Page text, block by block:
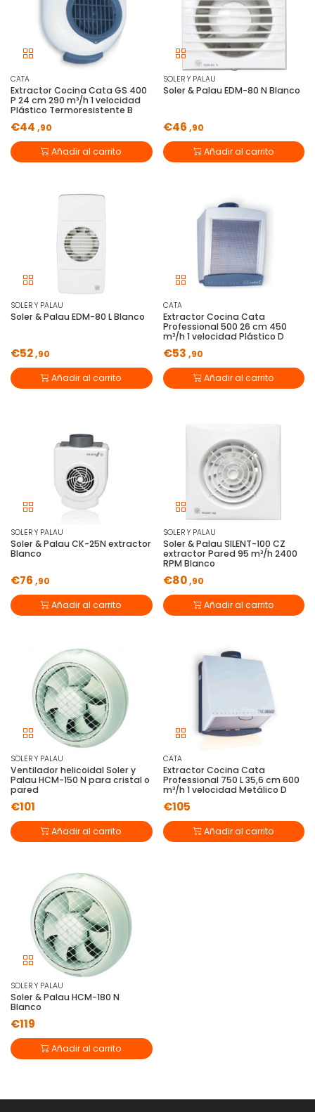
CATA
Extractor Cocina Cata GS 400
P 24 cm 290 m³/h 1 velocidad
Plástico Termoresistente B
€44 ,90
Añadir al carrito
SOLER Y PALAU
Soler & Palau EDM-80 N Blanco
€46 ,90
Añadir al carrito
SOLER Y PALAU
Soler & Palau EDM-80 L Blanco
€52,90
Añadir al carrito
CATA
Extractor Cocina Cata
Professional 500 26 cm 450
m³/h 1 velocidad Plástico D
€53 ,90
Añadir al carrito
SOLER Y PALAU
Soler & Palau CK-25N extractor
Blanco
€76 ,90
Añadir al carrito
SOLER Y PALAU
Soler & Palau SILENT-100 CZ
extractor Pared 95 m³/h 2400
RPM Blanco
€80,90
Añadir al carrito
SOLER Y PALAU
Ventilador helicoidal Soler y
Palau HCM-150 N para cristal o
pared
€101
Añadir al carrito
CATA
Extractor Cocina Cata
Professional 750 L 35,6 cm 600
m³/h 1 velocidad Metálico D
€105
Añadir al carrito
SOLER Y PALAU
Soler & Palau HCM-180 N
Blanco
€119
Añadir al carrito